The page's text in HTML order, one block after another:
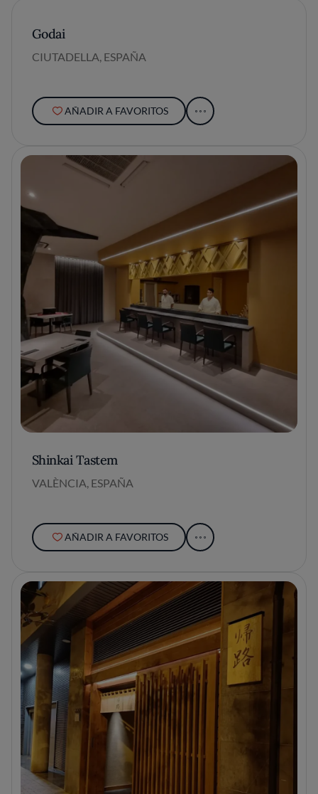
Godai
CIUTADELLA, ESPAÑA
AÑADIR A FAVORITOS
Shinkai Tastem
VALÈNCIA, ESPAÑA
AÑADIR A FAVORITOS